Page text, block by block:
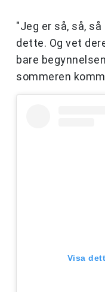
"Jeg er så, så,
dette. Og vet
bare
sommeren
Visa